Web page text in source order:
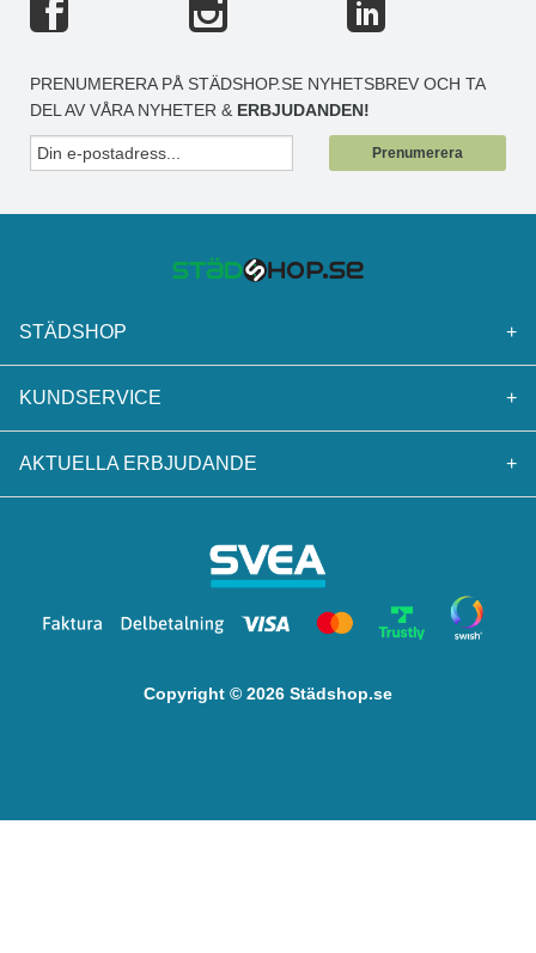
PRENUMERERA PÅ STÄDSHOP.SE NYHETSBREV OCH TA
DEL AV VÅRA NYHETER & ERBJUDANDEN!
Prenumerera
STÄDSHOP +
KUNDSERVICE +
AKTUELLA ERBJUDANDE +
Copyright © 2026 Städshop.se